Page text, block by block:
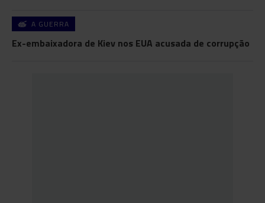
A GUERRA
Ex-embaixadora de Kiev nos EUA acusada de corrupção